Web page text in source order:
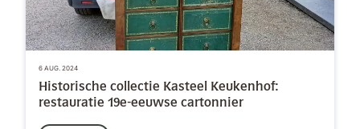
6 AUG. 2024
Historische collectie Kasteel Keukenhof:
restauratie 19e-eeuwse cartonnier